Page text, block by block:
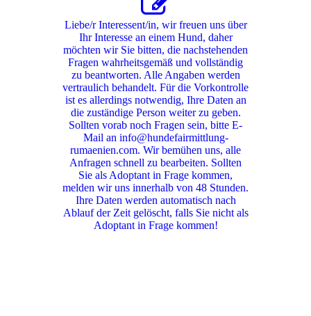
Liebe/r Interessent/in, wir freuen uns über
Ihr Interesse an einem Hund, daher
möchten wir Sie bitten, die nachstehenden
Fragen wahrheitsgemäß und vollständig
zu beantworten. Alle Angaben werden
vertraulich behandelt. Für die Vorkontrolle
ist es allerdings notwendig, Ihre Daten an
die zuständige Person weiter zu geben.
Sollten vorab noch Fragen sein, bitte E-
Mail an info@hundefairmittlung-
rumaenien.com. Wir bemühen uns, alle
Anfragen schnell zu bearbeiten. Sollten
Sie als Adoptant in Frage kommen,
melden wir uns innerhalb von 48 Stunden.
Ihre Daten werden automatisch nach
Ablauf der Zeit gelöscht, falls Sie nicht als
Adoptant in Frage kommen!